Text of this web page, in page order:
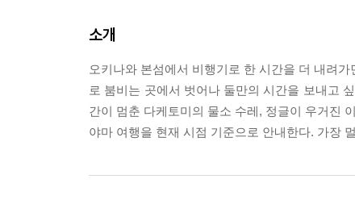
소개
오키나와 본섬에서 비행기로 한 시간을 더 내려
로 붐비는 곳에서 벗어나 둘만의 시간을 보내고
간이 멈춘 다케토미의 물소 수레, 정글이 우거진
야마 여행을 현재 시점 기준으로 안내한다. 가장